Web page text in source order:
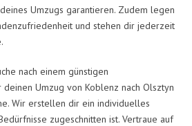
Umzugs garantieren. Zudem legen
und stehen dir jederzeit
nach einem günstigen
Umzug von Koblenz nach Olsztyn
Wir erstellen dir ein individuelles
zugeschnitten ist. Vertraue auf